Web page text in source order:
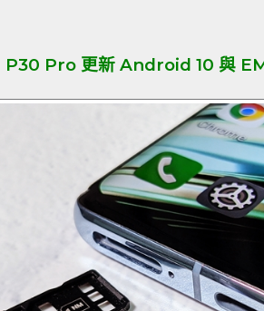
P30 Pro 更新 Android 10 與